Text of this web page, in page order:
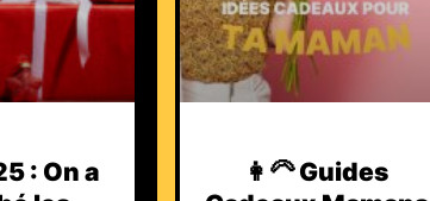
: On a
👩‍🦳 Guides